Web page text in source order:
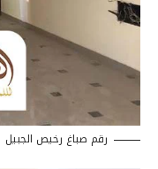
رقم صباغ رخيص الجبيل